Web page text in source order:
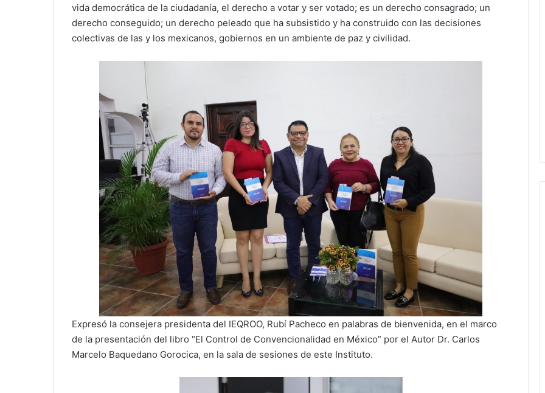
vida democrática de la ciudadanía, el derecho a votar y ser votado; es un derecho consagrado; un
derecho conseguido; un derecho peleado que ha subsistido y ha construido con las decisiones
colectivas de las y los mexicanos, gobiernos en un ambiente de paz y civilidad.
Expresó la consejera presidenta del IEQROO, Rubí Pacheco en palabras de bienvenida, en el marco
de la presentación del libro “El Control de Convencionalidad en México” por el Autor Dr. Carlos
Marcelo Baquedano Gorocica, en la sala de sesiones de este Instituto.